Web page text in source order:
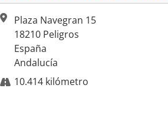
Plaza Navegran 15
18210 Peligros
España
Andalucía
10.414 kilómetro